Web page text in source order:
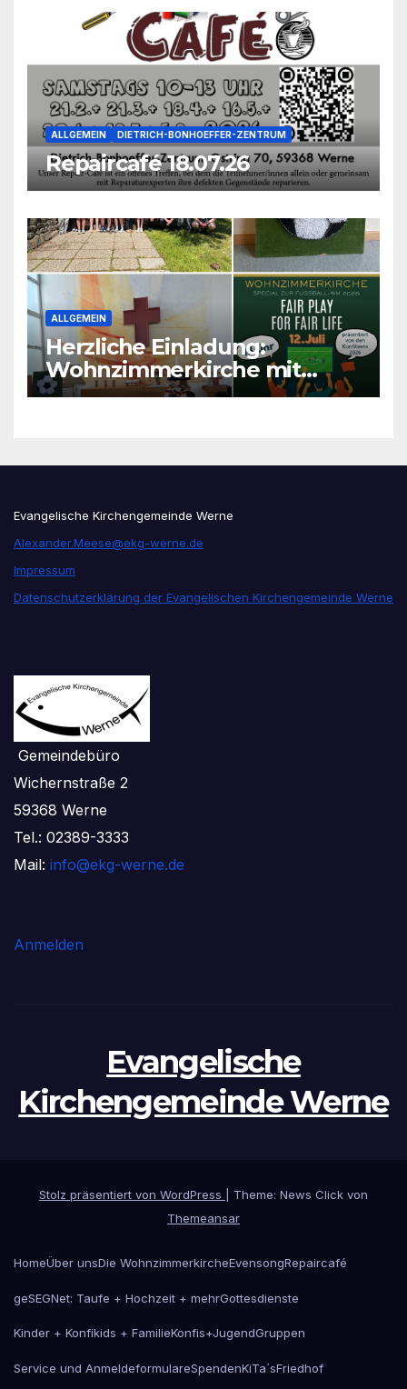
ALLGEMEIN DIETRICH-BONHOEFFER-ZENTRUM
Repaircafé 18.07.26
ALLGEMEIN
Herzliche Einladung:
Wohnzimmerkirche mit
unseren Konfis
Evangelische Kirchengemeinde Werne
Alexander.Meese@ekg-werne.de
Impressum
Datenschutzerklärung der Evangelischen Kirchengemeinde Werne
Gemeindebüro
Wichernstraße 2
59368 Werne
Tel.: 02389-3333
Mail: info@ekg-werne.de
Anmelden
Evangelische
Kirchengemeinde Werne
Stolz präsentiert von WordPress
Theme: News Click von
Themeansar
HomeÜber unsDie WohnzimmerkircheEvensongRepaircafé
geSEGNet: Taufe + Hochzeit + mehrGottesdienste
Kinder + Konfikids + FamilieKonfis+JugendGruppen
Service und AnmeldeformulareSpendenKiTa´sFriedhof